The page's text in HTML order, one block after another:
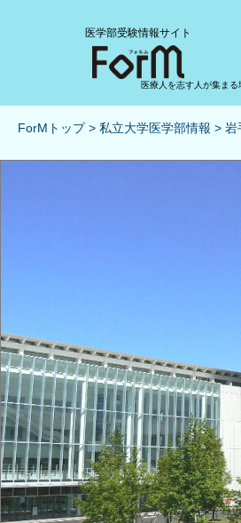
医療人を志す人が集まる
医学部受験情報サイト
ForMトップ 私立大学医学部情報 岩